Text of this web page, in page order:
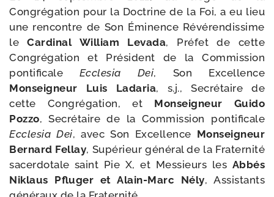
Congrégation pour la Doctrine de la Foi, a eu lieu
une ren­contre de Son Éminence Révérendissime
le Cardinal William Levada, Préfet de cette
Congrégation et Président de la Commission
pon­ti­fi­cale Ecclesia Dei, Son Excellence
Monseigneur Luis Ladaria, s.j., Secrétaire de
cette Congrégation, et Monseigneur Guido
Pozzo, Secrétaire de la Commission pon­ti­fi­cale
Ecclesia Dei, avec Son Excellence Monseigneur
Bernard Fellay, Supérieur géné­ral de la Fraternité
sacer­do­tale saint Pie X, et Messieurs les Abbés
Niklaus Pfluger et Alain-​Marc Nély, Assistants